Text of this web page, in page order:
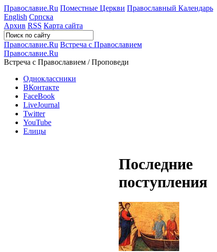
Православие.Ru Поместные Церкви Православный Календарь
English Српска
Архив RSS Карта сайта
Православие.Ru Встреча с Православием
Православие.Ru
Встреча с Православием / Проповеди
Одноклассники
ВКонтакте
FaceBook
LiveJournal
Twitter
YouTube
Елицы
Последние
поступления